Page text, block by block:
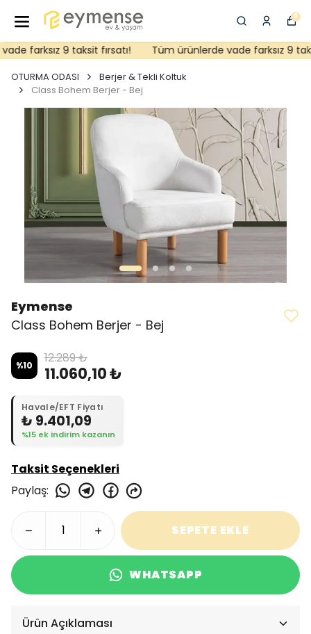
0
farksız 9 taksit fırsatı! Tüm ürünlerde vade farksız 9
OTURMA ODASI
Berjer & Tekli Koltuk
Class Bohem Berjer - Bej
Eymense
Class Bohem Berjer - Bej
%10 12.289 ₺
11.060,10 ₺
Havale/EFT Fiyatı
₺ 9.401,09
%15 ek indirim kazanın
Taksit Seçenekleri
Paylaş:
SEPETE EKLE
WHATSAPP
Ürün Açıklaması